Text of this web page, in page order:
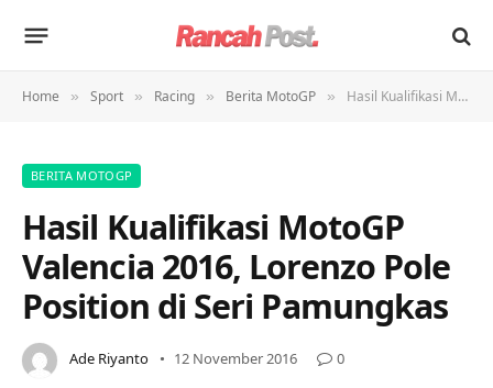
Home » Sport » Racing » Berita MotoGP » Hasil Kualifikasi MotoGP Valencia 2016, Lorenzo Pole Position di Seri Pamungkas
BERITA MOTOGP
Hasil Kualifikasi MotoGP
Valencia 2016, Lorenzo Pole
Position di Seri Pamungkas
Ade Riyanto 12 November 2016 0